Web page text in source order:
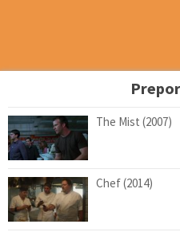
The Mist (2007)
Chef (2014)